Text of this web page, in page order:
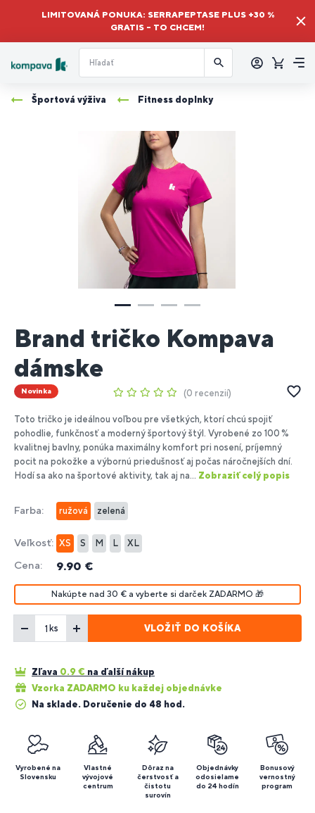
LIMITOVANÁ PONUKA: SERRAPEPTASE PLUS +30 %
GRATIS – TO CHCEM!
sa
Košík
Športová výživa Fitness doplnky
Brand tričko Kompava
dámske
Novinka 0 recenzií
Toto tričko je ideálnou voľbou pre všetkých, ktorí chcú spojiť
pohodlie, funkčnosť a moderný športový štýl. Vyrobené zo 100 %
kvalitnej bavlny, ponúka maximálny komfort pri nosení, príjemný
pocit na pokožke a výbornú priedušnosť aj počas náročnejších dní.
Hodí sa ako na športové aktivity, tak aj na... Zobraziť celý popis
Farba: ružová zelená
Veľkosť: XS S M L XL
Cena: 9.90 €
Nakúpte nad 30 € a vyberte si darček ZADARMO 🎁
ks VLOŽIŤ DO KOŠÍKA
Zľava 0.9 € na ďalší nákup
Vzorka ZADARMO ku každej objednávke
Na sklade. Doručenie do 48 hod.
Vyrobené na
Slovensku
Vlastné
vývojové
centrum
Dôraz na
čerstvosť a
čistotu
surovín
Objednávky
odosielame
do 24 hodín
Bonusový
vernostný
program